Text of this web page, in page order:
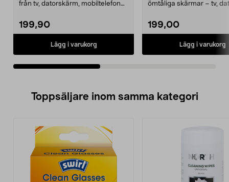
från tv, datorskärm, mobiltelefon
199,90
Lägg i varukorg
ömtåliga skärmar – tv,
199,00
Lägg i varukorg
Toppsäljare inom samma kategori